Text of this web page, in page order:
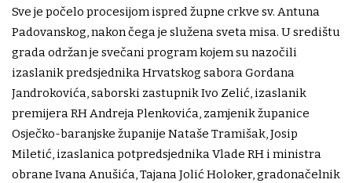
Sve je počelo procesijom ispred župne crkve sv. Antuna
Padovanskog, nakon čega je služena sveta misa. U središtu
grada održan je svečani program kojem su nazočili
izaslanik predsjednika Hrvatskog sabora Gordana
Jandrokovića, saborski zastupnik Ivo Zelić, izaslanik
premijera RH Andreja Plenkovića, zamjenik županice
Osječko-baranjske županije Nataše Tramišak, Josip
Miletić, izaslanica potpredsjednika Vlade RH i ministra
obrane Ivana Anušića, Tajana Jolić Holoker, gradonačelnik